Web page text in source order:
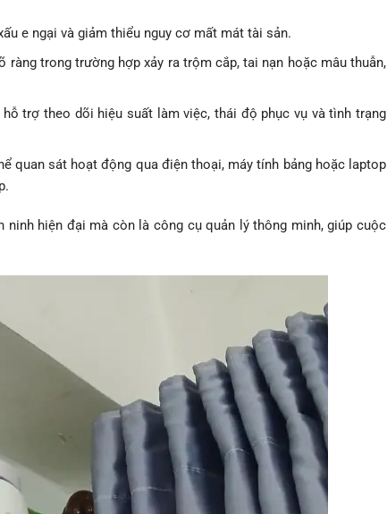
e ngại và giảm thiểu nguy cơ mất mát tài sản.
ràng trong trường hợp xảy ra trộm cắp, tai nạn hoặc mâu thuẫn,
trợ theo dõi hiệu suất làm việc, thái độ phục vụ và tình trạng
quan sát hoạt động qua điện thoại, máy tính bảng hoặc laptop
hiện đại mà còn là công cụ quản lý thông minh, giúp cuộc